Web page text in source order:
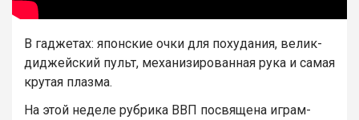
В гаджетах: японские очки для похудания, велик-
диджейский пульт, механизированная рука и самая
крутая плазма.
На этой неделе рубрика ВВП посвящена играм-